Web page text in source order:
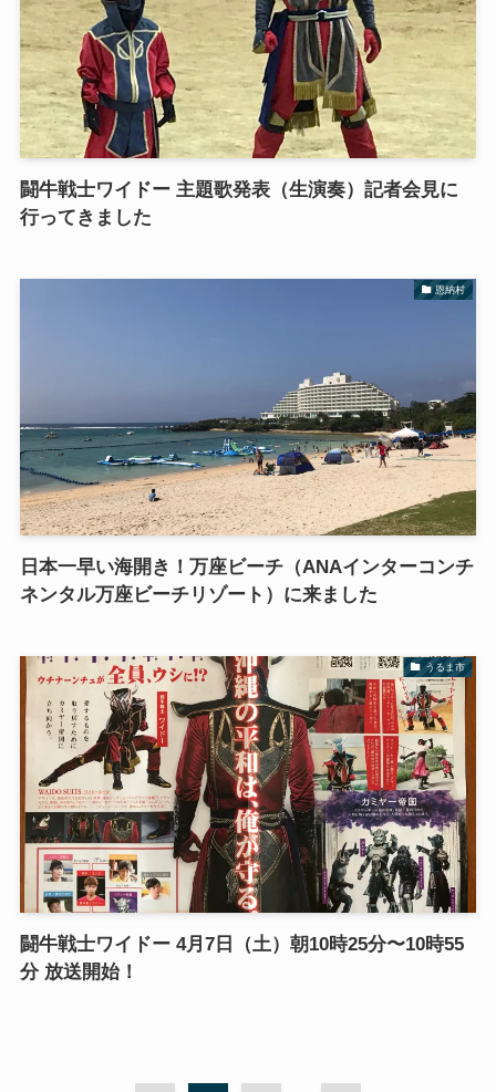
闘牛戦士ワイドー 主題歌発表（生演奏）記者会見に
行ってきました
恩納村
日本一早い海開き！万座ビーチ（ANAインターコンチ
ネンタル万座ビーチリゾート）に来ました
うるま市
闘牛戦士ワイドー 4月7日（土）朝10時25分〜10時55
分 放送開始！